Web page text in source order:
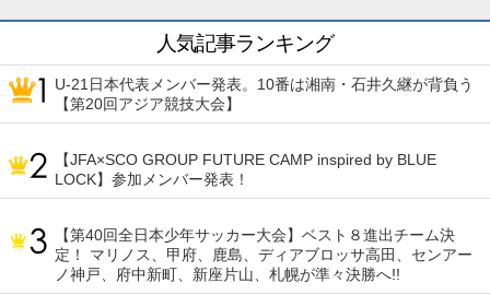
人気記事ランキング
U-21日本代表メンバー発表。10番は湘南・石井久継が背負う
【第20回アジア競技大会】
【JFA×SCO GROUP FUTURE CAMP inspired by BLUE
LOCK】参加メンバー発表！
【第40回全日本少年サッカー大会】ベスト８進出チーム決
定！ マリノス、甲府、鹿島、ディアブロッサ高田、センアー
ノ神戸、府中新町、新座片山、札幌が準々決勝へ!!